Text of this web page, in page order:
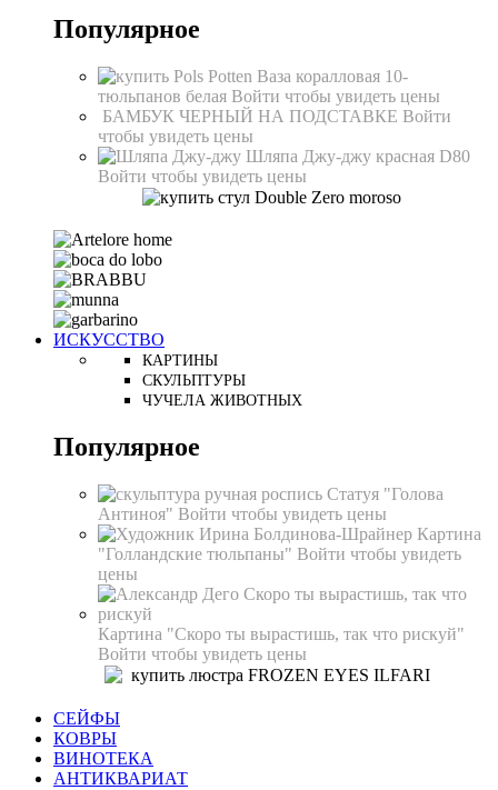
Популярное
Ваза коралловая 10-
тюльпанов белая Войти чтобы увидеть цены
БАМБУК ЧЕРНЫЙ НА ПОДСТАВКЕ Войти
чтобы увидеть цены
Шляпа Джу-джу красная D80
Войти чтобы увидеть цены
ИСКУССТВО
КАРТИНЫ
СКУЛЬПТУРЫ
ЧУЧЕЛА ЖИВОТНЫХ
Популярное
Статуя "Голова
Антиноя" Войти чтобы увидеть цены
Картина
"Голландские тюльпаны" Войти чтобы увидеть
цены
Картина "Скоро ты вырастишь, так что рискуй"
Войти чтобы увидеть цены
СЕЙФЫ
КОВРЫ
ВИНОТЕКА
АНТИКВАРИАТ